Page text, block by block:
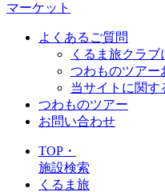
マーケット
よくあるご質問
くるま旅クラ
つわものツアー
当サイトに関す
つわものツアー
お問い合わせ
TOP・
施設検索
くるま旅